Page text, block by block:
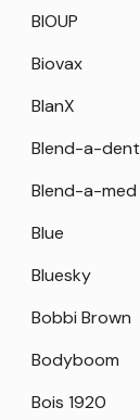
BIOUP
Biovax
BlanX
Blend-a-dent
Blend-a-med
Blue
Bluesky
Bobbi Brown
Bodyboom
Bois 1920